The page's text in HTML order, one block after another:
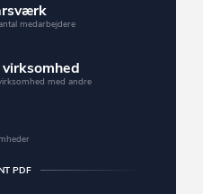
medarbejdere
med andre
PDF